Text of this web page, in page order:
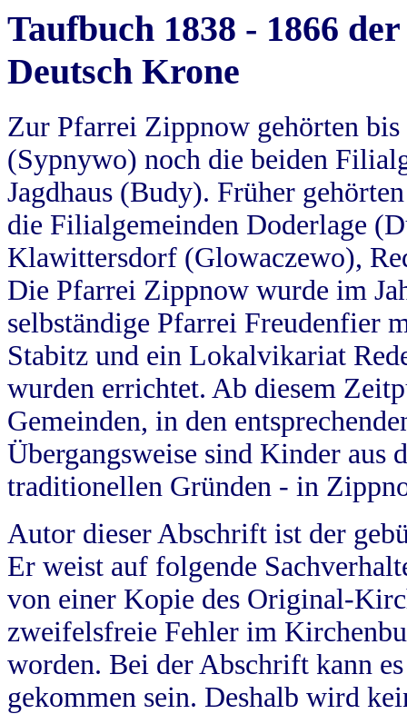
Taufbuch 1838 - 1866
Deutsch Krone
Zur Pfarrei Zippnow gehörten
(Sypnywo) noch die beiden
Jagdhaus (Budy). Früher
die Filialgemeinden Doderlage
Klawittersdorf (Glowaczewo),
Die Pfarrei Zippnow wurde im
selbständige Pfarrei Freudenfier
Stabitz und ein Lokalvikariat
wurden errichtet. Ab diesem
Gemeinden, in den
Übergangsweise sind Kinder aus
traditionellen Gründen - in
Autor dieser Abschrift ist der
Er weist auf folgende
von einer Kopie des Original-
zweifelsfreie Fehler im
worden. Bei der Abschrift kann
gekommen sein. Deshalb wird